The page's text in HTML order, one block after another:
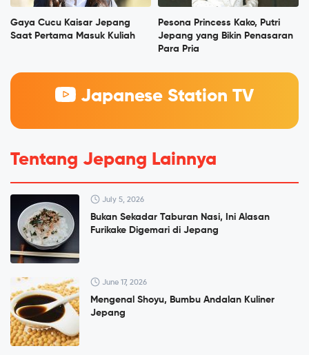
Gaya Cucu Kaisar Jepang
Saat Pertama Masuk Kuliah
Pesona Princess Kako, Putri
Jepang yang Bikin Penasaran
Para Pria
Japanese Station TV
Tentang Jepang Lainnya
July 5, 2026
Bukan Sekadar Taburan Nasi, Ini Alasan
Furikake Digemari di Jepang
June 17, 2026
Mengenal Shoyu, Bumbu Andalan Kuliner
Jepang